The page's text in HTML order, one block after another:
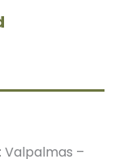
Valpalmas –